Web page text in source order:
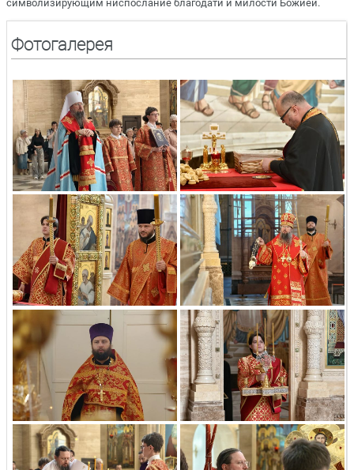
символизирующим ниспослание благодати и милости Божией.
Фотогалерея